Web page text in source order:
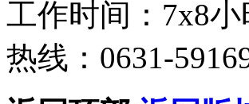
工作时间：7x8小
热线：0631-